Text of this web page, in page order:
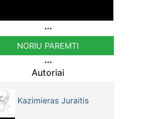
NORIU PAREMTI
Autoriai
Kazimieras Juraitis